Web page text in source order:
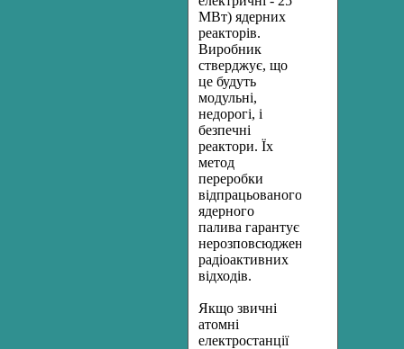
МВт) ядерних
реакторів.
Виробник
стверджує, що
це будуть
модульні,
недорогі, і
безпечні
реактори. Їх
метод
переробки
відпрацьованого
ядерного
палива гарантує
нерозповсюдження
радіоактивних
відходів.
Якщо звичні
атомні
електростанції